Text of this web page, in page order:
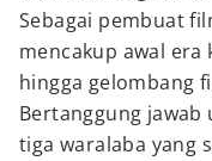
Sebagai pembuat
mencakup awal
hingga gelombang
Bertanggung
tiga waralaba yang